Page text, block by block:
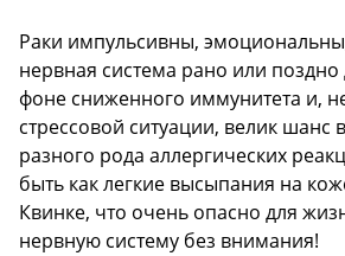
Раки импульсивны,
нервная система рано или поздно
фоне сниженного иммунитета и,
стрессовой ситуации, велик шанс
разного рода аллергических
быть как легкие высыпания на
Квинке, что очень опасно для
нервную систему без внимания!